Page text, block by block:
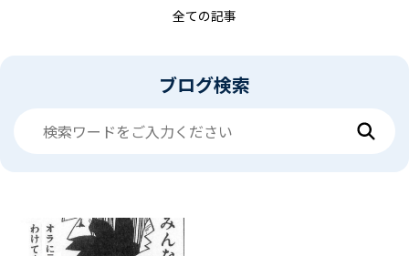
全ての記事
ブログ検索